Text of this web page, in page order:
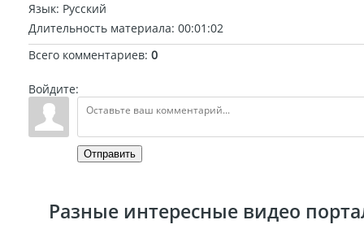
Язык: Русский
Длительность материала: 00:01:02
Всего комментариев: 0
Войдите:
Отправить
Разные интересные видео